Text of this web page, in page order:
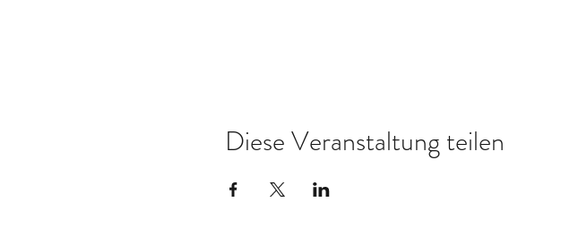
Diese Veranstaltung teilen